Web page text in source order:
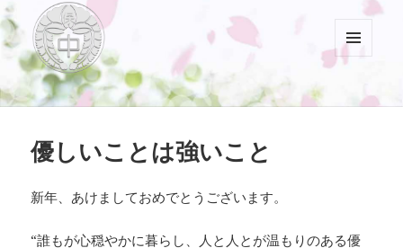
村山中藤保育園
メニュ
ィジェ
ット
優しいことは強いこと
新年、あけましておめでとうございます。
“誰もが心穏やかに暮らし、人と人とが温もりのある優